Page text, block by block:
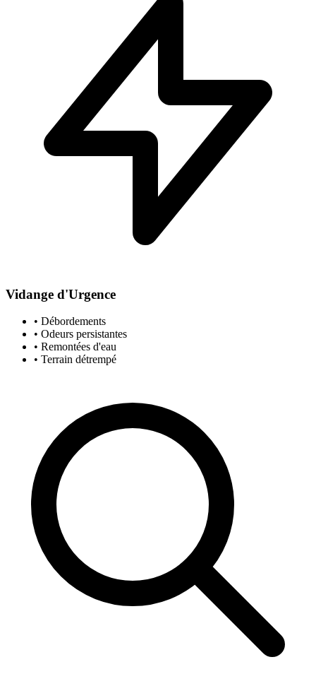
Vidange d'Urgence
• Débordements
• Odeurs persistantes
• Remontées d'eau
• Terrain détrempé